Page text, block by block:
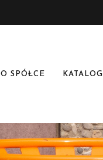
O SPÓŁCE KATALOG